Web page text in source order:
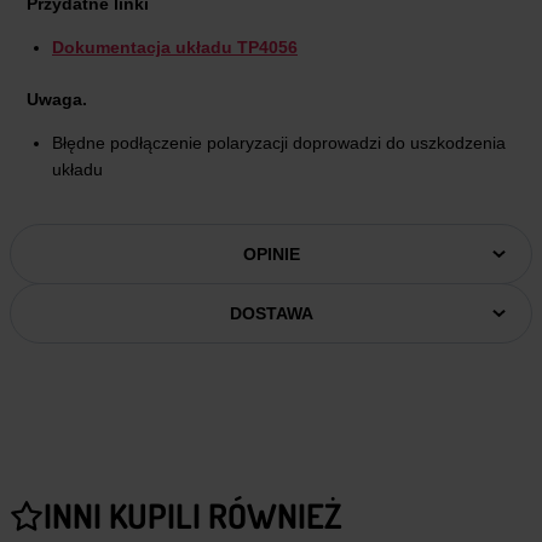
Przydatne linki
Dokumentacja układu TP4056
Uwaga.
Błędne podłączenie polaryzacji doprowadzi do uszkodzenia
układu
OPINIE
DOSTAWA
INNI KUPILI RÓWNIEŻ